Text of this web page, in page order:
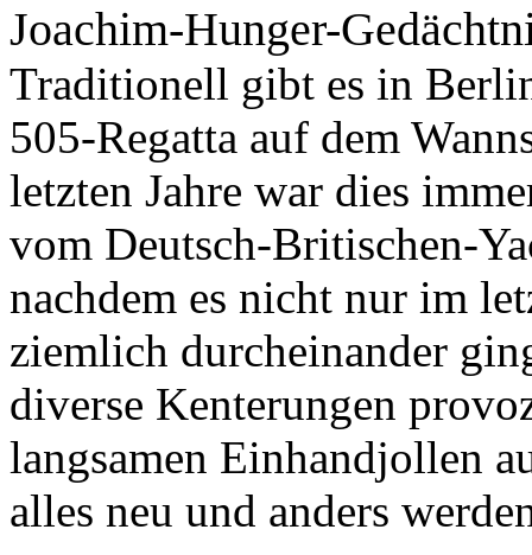
Joachim-Hunger-
Traditionell gibt es in
505-Regatta auf dem
letzten Jahre war dies
vom Deutsch-Britischen-
nachdem es nicht nur im
ziemlich durcheinander
diverse Kenterungen
langsamen Einhandjollen
alles neu und anders